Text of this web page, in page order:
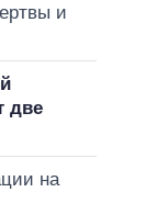
и
две
на